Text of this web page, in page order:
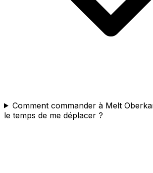
Comment commander à Melt
le temps de me déplacer ?